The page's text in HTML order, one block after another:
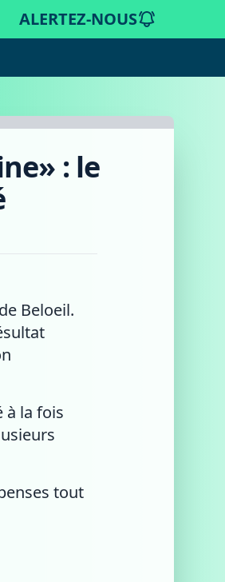
ALERTEZ-NOUS
: le
Beloeil.
à la fois
tout